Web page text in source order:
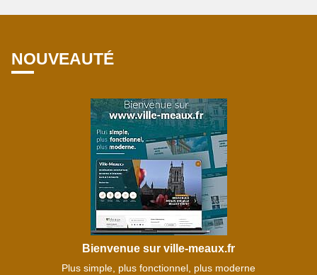
NOUVEAUTÉ
Bienvenue sur ville-meaux.fr
Plus simple, plus fonctionnel, plus moderne